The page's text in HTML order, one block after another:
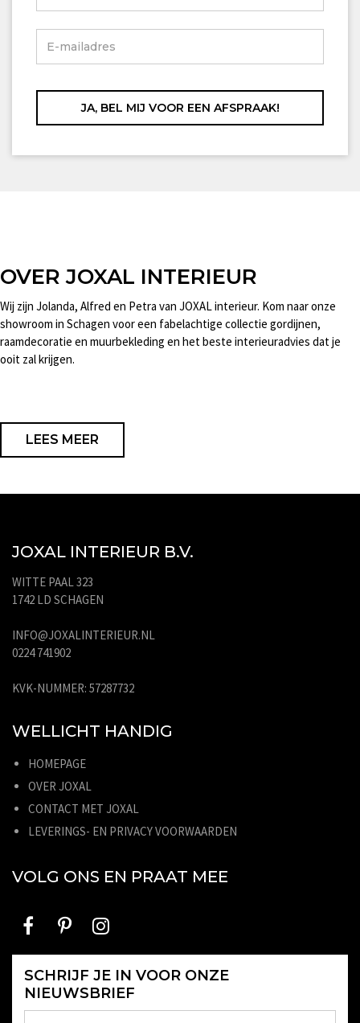
OVER JOXAL INTERIEUR
Wij zijn Jolanda, Alfred en Petra van JOXAL interieur. Kom naar onze
showroom in Schagen voor een fabelachtige collectie gordijnen,
raamdecoratie en muurbekleding en het beste interieuradvies dat je
ooit zal krijgen.
LEES MEER
JOXAL INTERIEUR B.V.
WITTE PAAL 323
1742 LD SCHAGEN
INFO@JOXALINTERIEUR.NL
0224 741902
KVK-NUMMER: 57287732
WELLICHT HANDIG
HOMEPAGE
OVER JOXAL
CONTACT MET JOXAL
LEVERINGS- EN PRIVACY VOORWAARDEN
VOLG ONS EN PRAAT MEE
SCHRIJF JE IN VOOR ONZE
NIEUWSBRIEF